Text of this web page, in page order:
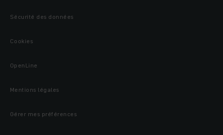
Sécurité des données
Cookies
OpenLine
Mentions légales
Gérer mes préférences